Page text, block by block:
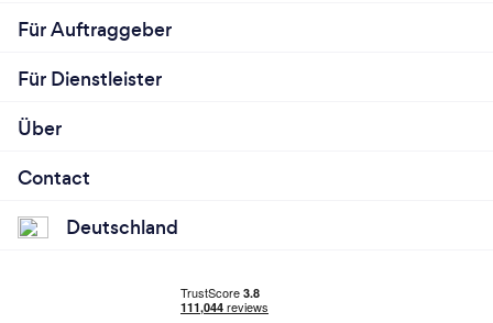
Für Auftraggeber
Für Dienstleister
Über
Contact
Deutschland